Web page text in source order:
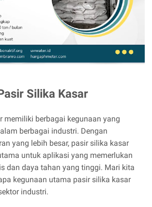
Silika Kasar
memiliki berbagai kegunaan yang
berbagai industri. Dengan
yang lebih besar, pasir silika kasar
untuk aplikasi yang memerlukan
dan daya tahan yang tinggi. Mari kita
kegunaan utama pasir silika kasar
industri.